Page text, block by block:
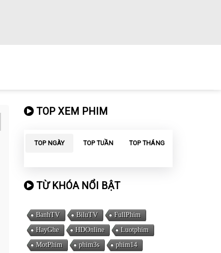
TOP XEM PHIM
TOP NGÀY TOP TUẦN TOP THÁNG
TỪ KHÓA NỔI BẬT
BanhTV BiluTV
FullPhim
HayGhe
HDOnline
Luotphim
MotPhim
phim3s
phim14